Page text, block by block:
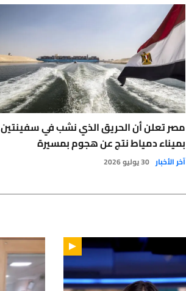
مصر تعلن أن الحريق الذي نشب في سفينتين
بميناء دمياط نتج عن هجوم بمسيرة
آخر الأخبار 30 يوليو 2026